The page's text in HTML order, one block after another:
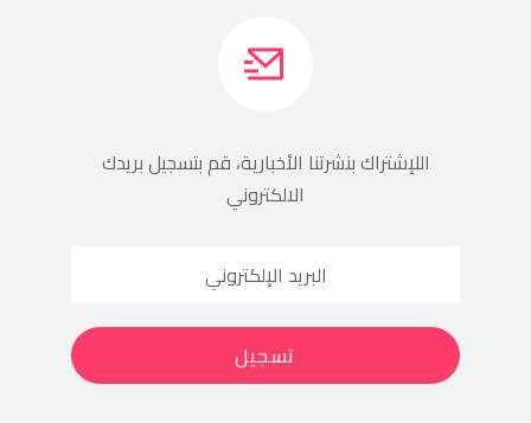
اللإشتراك بنشرتنا الأخبارية، قم بتسجيل بريدك
الالكتروني